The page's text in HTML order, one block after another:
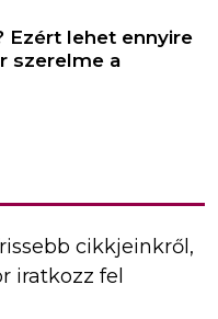
Ezért lehet ennyire
szerelme a
cikkjeinkről,
iratkozz fel